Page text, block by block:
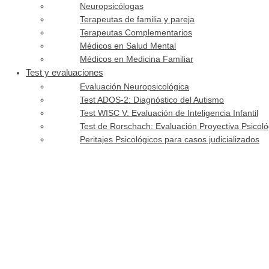
Neuropsicólogas
Terapeutas de familia y pareja
Terapeutas Complementarios
Médicos en Salud Mental
Médicos en Medicina Familiar
Test y evaluaciones
Evaluación Neuropsicológica
Test ADOS-2: Diagnóstico del Autismo
Test WISC V: Evaluación de Inteligencia Infantil
Test de Rorschach: Evaluación Proyectiva
Peritajes Psicológicos para casos judicializados